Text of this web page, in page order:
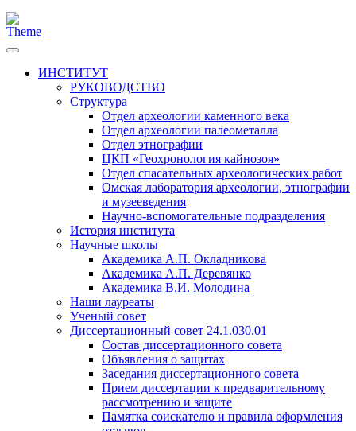
ИНСТИТУТ
РУКОВОДСТВО
Структура
Отдел археологии каменного века
Отдел археологии палеометалла
Отдел этнографии
ЦКП «Геохронология кайнозоя»
Отдел спасательных археологических работ
Омская лаборатория археологии, этнографии
и музееведения
Научно-вспомогательные подразделения
История института
Научные школы
Академика А.П. Окладникова
Академика А.П. Деревянко
Академика В.И. Молодина
Наши лауреаты
Ученый совет
Диссертационный совет 24.1.030.01
Состав диссертационного совета
Объявления о защитах
Заседания диссертационного совета
Прием диссертации к предварительному
рассмотрению и защите
Памятка соискателю и правила оформления